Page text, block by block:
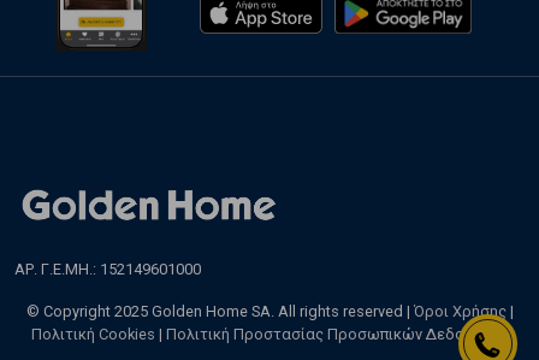
ΑΡ. Γ.Ε.ΜΗ.: 152149601000
© Copyright 2025 Golden Home SA. All rights reserved | Όροι Χρήσης |
Πολιτική Cookies | Πολιτική Προστασίας Προσωπικών Δεδομένων